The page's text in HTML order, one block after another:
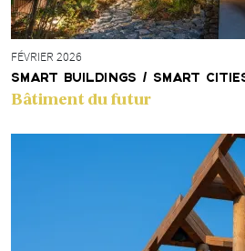
FÉVRIER 2026
SMART BUILDINGS / SMART
Bâtiment du futur